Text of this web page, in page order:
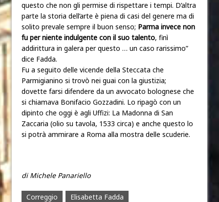
questo che non gli permise di rispettare i tempi. D’altra
parte la storia dell’arte è piena di casi del genere ma di
solito prevale sempre il buon senso; Parma invece non
fu per niente indulgente con il suo talento, finì
addirittura in galera per questo … un caso rarissimo”
dice Fadda.
Fu a seguito delle vicende della Steccata che
Parmigianino si trovò nei guai con la giustizia;
dovette farsi difendere da un avvocato bolognese che
si chiamava Bonifacio Gozzadini. Lo ripagò con un
dipinto che oggi è agli Uffizi: La Madonna di San
Zaccaria (olio su tavola, 1533 circa) e anche questo lo
si potrà ammirare a Roma alla mostra delle scuderie.
di Michele Panariello
Correggio
Elisabetta Fadda